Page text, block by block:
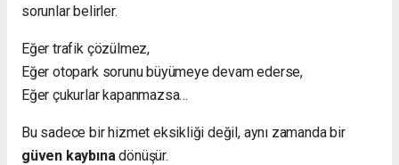
sorunlar belirler.
Eğer trafik çözülmez,
Eğer otopark sorunu büyümeye devam ederse,
Eğer çukurlar kapanmazsa…
Bu sadece bir hizmet eksikliği değil, aynı zamanda bir
güven kaybına dönüşür.